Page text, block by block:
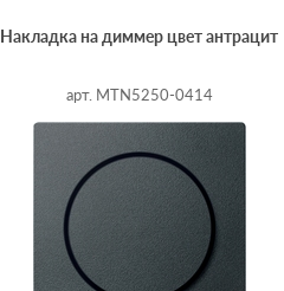
Накладка на диммер цвет антрацит
арт. MTN5250-0414